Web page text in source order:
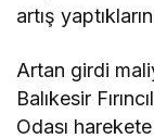
artış
Artan girdi
Balıkesir
Odası